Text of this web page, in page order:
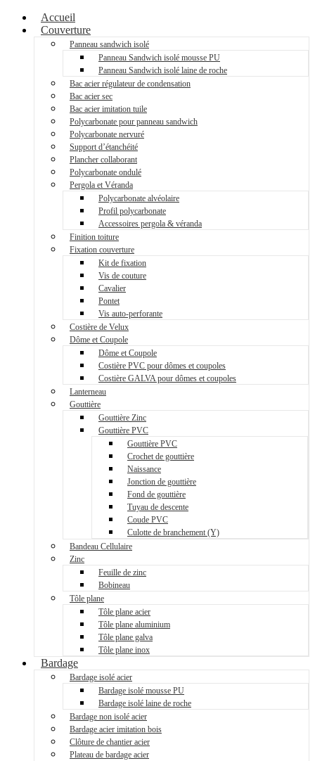
Accueil
Couverture
Panneau sandwich isolé
Panneau Sandwich isolé mousse PU
Panneau Sandwich isolé laine de roche
Bac acier régulateur de condensation
Bac acier sec
Bac acier imitation tuile
Polycarbonate pour panneau sandwich
Polycarbonate nervuré
Support d’étanchéité
Plancher collaborant
Polycarbonate ondulé
Pergola et Véranda
Polycarbonate alvéolaire
Profil polycarbonate
Accessoires pergola & véranda
Finition toiture
Fixation couverture
Kit de fixation
Vis de couture
Cavalier
Pontet
Vis auto-perforante
Costière de Velux
Dôme et Coupole
Dôme et Coupole
Costière PVC pour dômes et coupoles
Costière GALVA pour dômes et coupoles
Lanterneau
Gouttière
Gouttière Zinc
Gouttière PVC
Gouttière PVC
Crochet de gouttière
Naissance
Jonction de gouttière
Fond de gouttière
Tuyau de descente
Coude PVC
Culotte de branchement (Y)
Bandeau Cellulaire
Zinc
Feuille de zinc
Bobineau
Tôle plane
Tôle plane acier
Tôle plane aluminium
Tôle plane galva
Tôle plane inox
Bardage
Bardage isolé acier
Bardage isolé mousse PU
Bardage isolé laine de roche
Bardage non isolé acier
Bardage acier imitation bois
Clôture de chantier acier
Plateau de bardage acier